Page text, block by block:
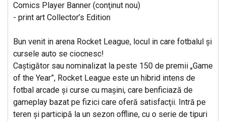
Comics Player Banner (conţinut nou)
- print art Collector’s Edition
Bun venit in arena Rocket League, locul in care fotbalul şi
cursele auto se ciocnesc!
Caştigător sau nominalizat la peste 150 de premii „Game
of the Year”, Rocket League este un hibrid intens de
fotbal arcade şi curse cu maşini, care benficiază de
gameplay bazat pe fizici care oferă satisfacţii. Intră pe
teren şi participă la un sezon offline, cu o serie de tipuri